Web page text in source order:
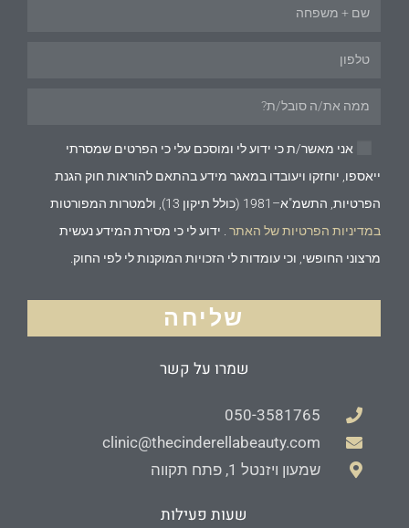
אני מאשר/ת כי ידוע לי ומוסכם עלי כי הפרטים שמסרתי
ייאספו, יוחזקו ויעובדו במאגר מידע בהתאם להוראות חוק הגנת
הפרטיות, התשמ"א–1981 (כולל תיקון 13), ולמטרות המפורטות
במדיניות הפרטיות של האתר
. ידוע לי כי מסירת המידע נעשית
מרצוני החופשי, וכי עומדות לי הזכויות המוקנות לי לפי החוק.
שליחה
שמרו על קשר
050-3581765
clinic@thecinderellabeauty.com
שמעון ויזנטל 1, פתח תקווה
שעות פעילות